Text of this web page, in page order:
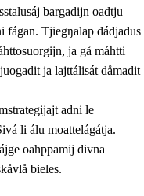
bargadijn oadtju
fágan. Tjiegŋalap dádjadus
ja gå máhtti
ja lajttálisát dåmadit
adni le
li álu moattelágátja.
oahppamij divna
bieles.